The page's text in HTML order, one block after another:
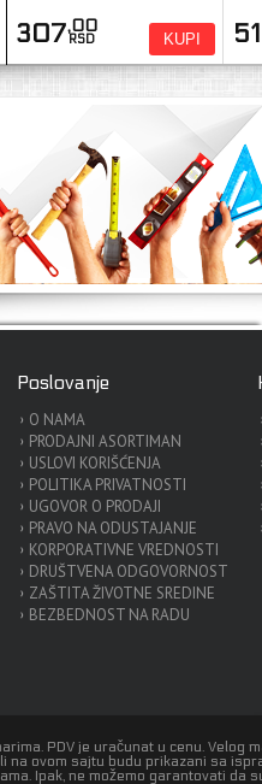
307,00
RSD KUPI
Poslovanje
O NAMA
PRODAJNI ASORTIMAN
USLOVI KORIŠĆENJA
POLITIKA PRIVATNOSTI
UGOVOR O PRODAJI
PRAVO NA ODUSTAJANJE
KORPORATIVNE VREDNOSTI
DRUŠTVENA ODGOVORNOST
ZAŠTITA ŽIVOTNE SREDINE
BEZBEDNOST NA RADU
PDV je uračunat u cenu. Velog
na ovom sajtu budu prikazani sa
Ipak, ne možemo garantovati da